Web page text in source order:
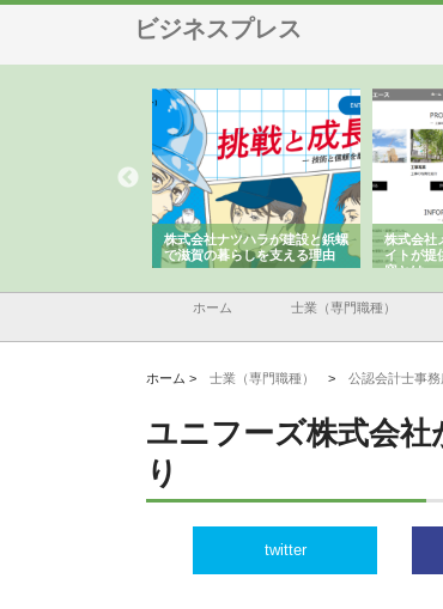
ビジネスプレス
株式会社ナツハラが建設と鋲螺
で滋賀の暮らしを支える理由
株式会社
イトが提
容とは
ホーム 士業（専門職種）
ホーム > 士業（専門職種） > 公認会計士事務
ユニフーズ株式会
り
twitter